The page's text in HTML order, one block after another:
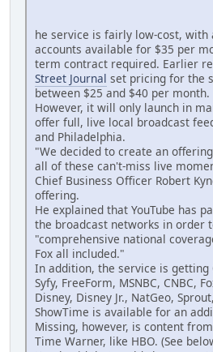
he service is fairly low-cost, with
accounts available for $35 per
term contract required. Earlier
Street Journal set pricing for the
between $25 and $40 per month.
However, it will only launch in
offer full, live local broadcast
and Philadelphia.
"We decided to create an
all of these can't-miss live
Chief Business Officer Robert
offering.
He explained that YouTube has
the broadcast networks in order
"comprehensive national
Fox all included."
In addition, the service is getting
Syfy, FreeForm, MSNBC, CNBC,
Disney, Disney Jr., NatGeo,
ShowTime is available for an
Missing, however, is content
Time Warner, like HBO. (See